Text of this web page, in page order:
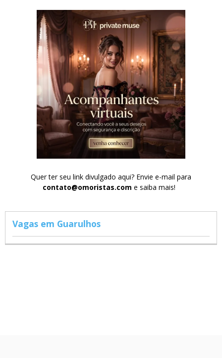
Quer ter seu link divulgado aqui? Envie e-mail para
contato@omoristas.com e saiba mais!
Vagas em Guarulhos